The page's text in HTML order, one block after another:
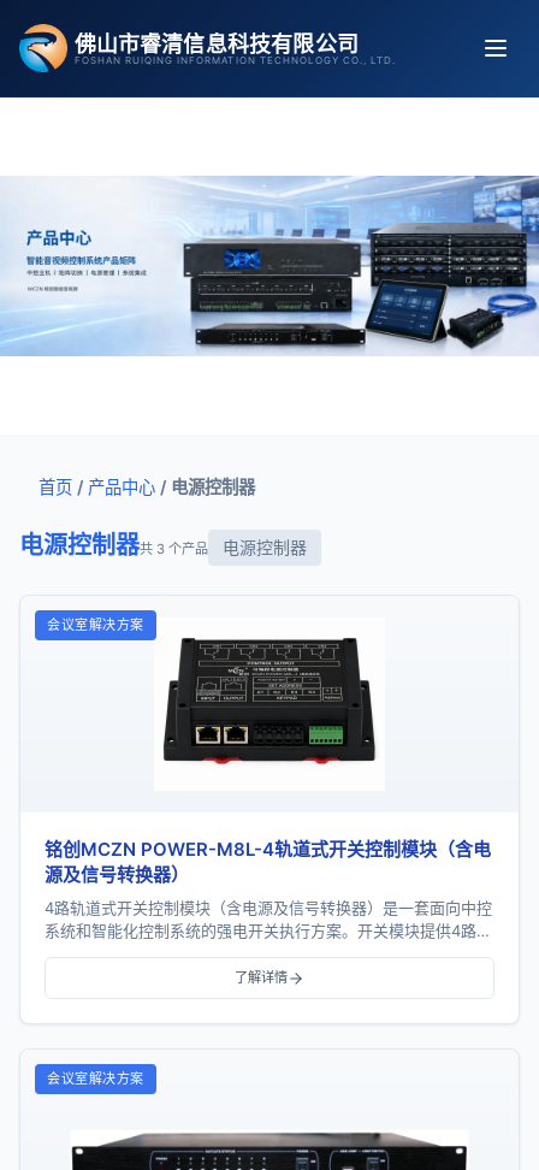
容
佛山市睿清信息科技有限公司
FOSHAN RUIQING INFORMATION TECHNOLOGY CO., LTD.
首页 / 产品中心 / 电源控制器
电源控制器共 3 个产品 电源控制器
会议室解决方案
铭创MCZN POWER-M8L-4轨道式开关控制模块（含电
源及信号转换器）
4路轨道式开关控制模块（含电源及信号转换器）是一套面向中控
系统和智能化控制系统的强电开关执行方案。开关模块提供4路继
电器输出，支持RS485通信、手动控制、地址...
了解详情
会议室解决方案